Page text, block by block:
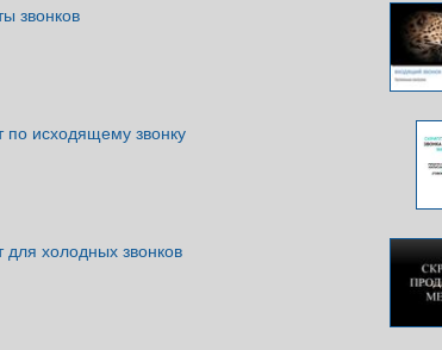
звонков
по исходящему звонку
для холодных звонков